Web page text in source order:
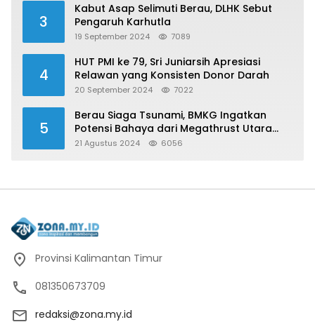
3
Kabut Asap Selimuti Berau, DLHK Sebut
Pengaruh Karhutla
19 September 2024 7089
4
HUT PMI ke 79, Sri Juniarsih Apresiasi
Relawan yang Konsisten Donor Darah
20 September 2024 7022
5
Berau Siaga Tsunami, BMKG Ingatkan
Potensi Bahaya dari Megathrust Utara
Sulawesi
21 Agustus 2024 6056
Provinsi Kalimantan Timur
081350673709
redaksi@zona.my.id